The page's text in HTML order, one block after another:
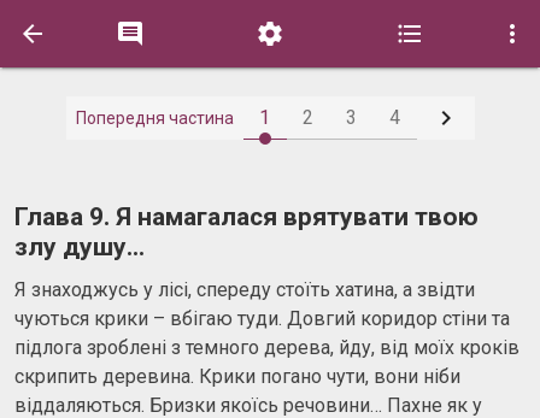
    
Попередня частина 1 2 3 4 
Глава 9. Я намагалася врятувати твою
злу душу...
Я знаходжусь у лісі, спереду стоїть хатина, а звідти
чуються крики – вбігаю туди. Довгий коридор стіни та
підлога зроблені з темного дерева, йду, від моїх кроків
скрипить деревина. Крики погано чути, вони ніби
віддаляються. Бризки якоїсь речовини… Пахне як у